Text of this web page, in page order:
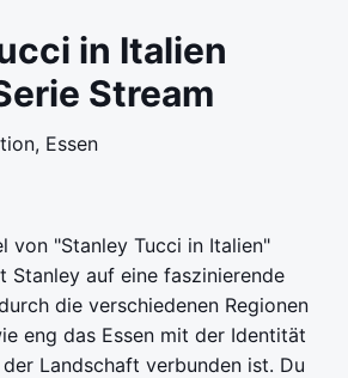
in Italien
Stream
Essen
von "Stanley Tucci in Italien"
Stanley auf eine faszinierende
die verschiedenen Regionen
eng das Essen mit der Identität
Landschaft verbunden ist. Du